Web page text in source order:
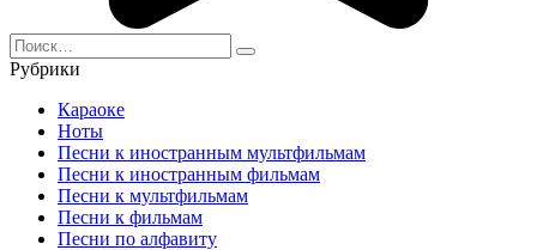
Search
for:
Рубрики
Караоке
Ноты
Песни к иностранным мультфильмам
Песни к иностранным фильмам
Песни к мультфильмам
Песни к фильмам
Песни по алфавиту